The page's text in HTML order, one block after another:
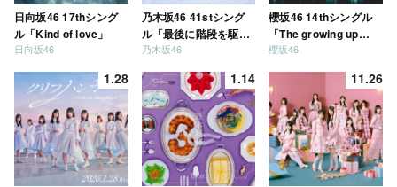
日向坂46 17thシング
ル「Kind of love」
日向坂46
乃木坂46 41stシング
ル「最後に階段を駆け
上がったのはいつ
乃木坂46
櫻坂46 14thシングル
「The growing up
train」
櫻坂46
1.28 1.14 11.26